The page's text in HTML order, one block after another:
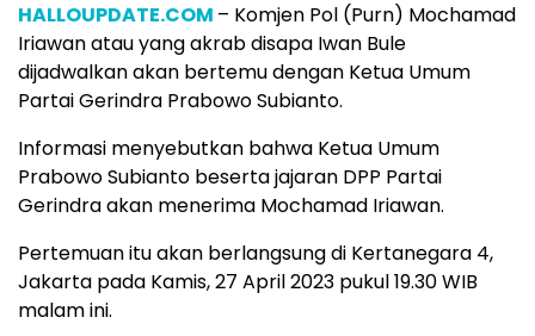
HALLOUPDATE.COM – Komjen Pol (Purn) Mochamad
Iriawan atau yang akrab disapa Iwan Bule
dijadwalkan akan bertemu dengan Ketua Umum
Partai Gerindra Prabowo Subianto.
Informasi menyebutkan bahwa Ketua Umum
Prabowo Subianto beserta jajaran DPP Partai
Gerindra akan menerima Mochamad Iriawan.
Pertemuan itu akan berlangsung di Kertanegara 4,
Jakarta pada Kamis, 27 April 2023 pukul 19.30 WIB
malam ini.